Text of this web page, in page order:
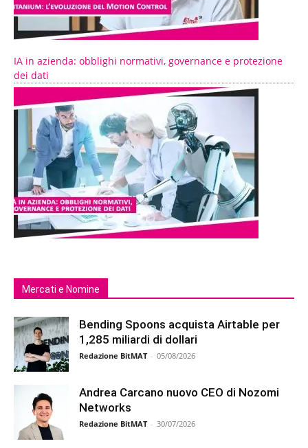
IA in azienda: obblighi normativi, governance e protezione
dei dati
Mercati e Nomine
Bending Spoons acquista Airtable per
1,285 miliardi di dollari
Redazione BitMAT - 05/08/2026
Andrea Carcano nuovo CEO di Nozomi
Networks
Redazione BitMAT - 30/07/2026